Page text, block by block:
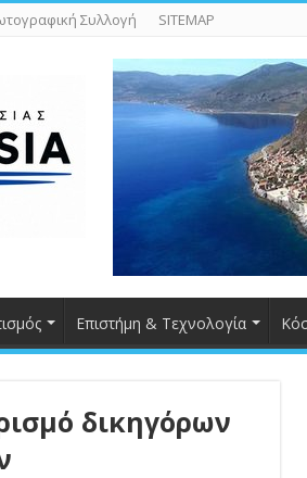
Συλλογή SITEMAP
Επιστήμη & Τεχνολογία
δικηγόρων